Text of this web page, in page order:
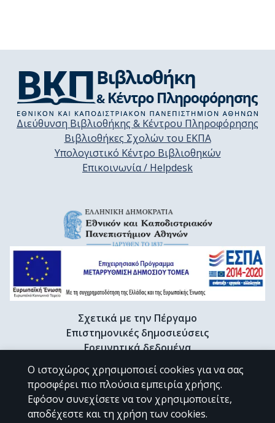
Διεύθυνση Βιβλιοθήκης & Κέντρου Πληροφόρησης
Βιβλιοθήκες Σχολών του ΕΚΠΑ
Υπολογιστικό Κέντρο Βιβλιοθηκών
Επικοινωνία / Helpdesk
Σχετικά με την Πέργαμο
Επιστημονικές δημοσιεύσεις
Ερευνητικά δεδομένα
Διδακτορικές διατριβές & Γκρίζα βιβλιογραφία
Προφίλ Ερευνητή
Ο ιστοχώρος χρησιμοποιεί cookies για να σας
προσφέρει πιο πλούσια εμπειρία χρήσης.
Εφόσον συνεχίσετε να τον χρησιμοποιείτε,
αποδέχεστε και τη χρήση των cookies.